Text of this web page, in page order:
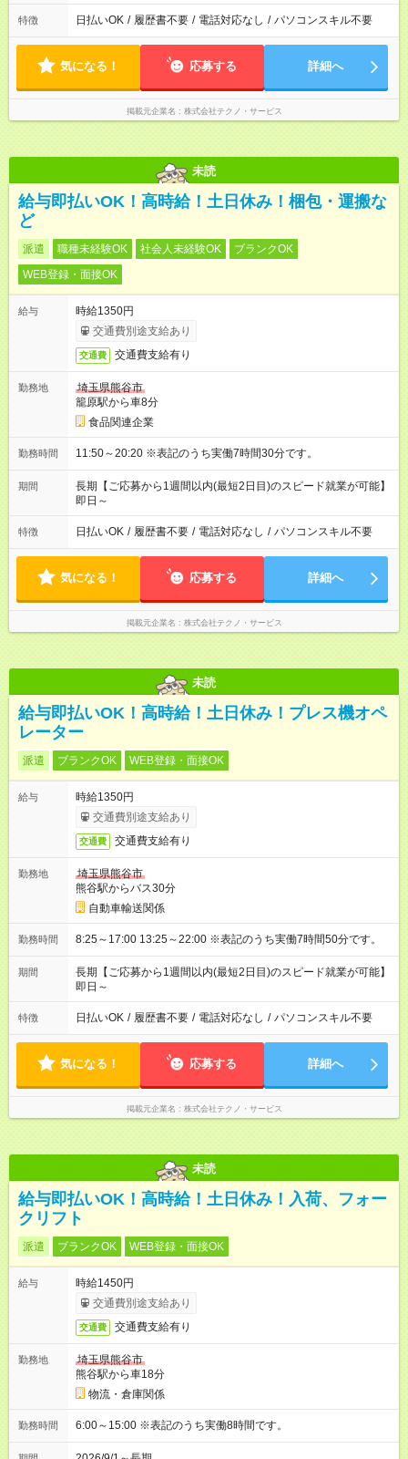
特徴 日払いOK / 履歴書不要 / 電話対応なし / パソコンスキル不要
気になる！ 応募する 詳細へ
掲載元企業名 株式会社テクノ・サービス
未読
給与即払いOK！高時給！土日休み！梱包・運搬な
ど
派遣 職種未経験OK 社会人未経験OK
ブランクOK
WEB登録・面接OK
給与
時給1350円
交通費別途支給あり
交通費 交通費支給有り
勤務地
埼玉県熊谷市
籠原駅から車8分
食品関連企業
勤務時間 11:50～20:20 ※表記のうち実働7時間30分です。
期間
長期【ご応募から1週間以内(最短2日目)のスピード就業が可能】
即日～
特徴 日払いOK / 履歴書不要 / 電話対応なし / パソコンスキル不要
気になる！ 応募する 詳細へ
掲載元企業名 株式会社テクノ・サービス
未読
給与即払いOK！高時給！土日休み！プレス機オペ
レーター
派遣 ブランクOK WEB登録・面接OK
給与
時給1350円
交通費別途支給あり
交通費 交通費支給有り
勤務地
埼玉県熊谷市
熊谷駅からバス30分
自動車輸送関係
勤務時間 8:25～17:00 13:25～22:00 ※表記のうち実働7時間50分です。
期間
長期【ご応募から1週間以内(最短2日目)のスピード就業が可能】
即日～
特徴 日払いOK / 履歴書不要 / 電話対応なし / パソコンスキル不要
気になる！ 応募する 詳細へ
掲載元企業名 株式会社テクノ・サービス
未読
給与即払いOK！高時給！土日休み！入荷、フォー
クリフト
派遣 ブランクOK WEB登録・面接OK
給与
時給1450円
交通費別途支給あり
交通費 交通費支給有り
勤務地
埼玉県熊谷市
熊谷駅から車18分
物流・倉庫関係
勤務時間 6:00～15:00 ※表記のうち実働8時間です。